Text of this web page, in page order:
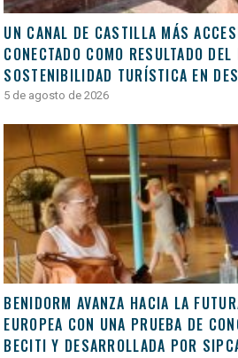
UN CANAL DE CASTILLA MÁS
CONECTADO COMO RESULTADO
SOSTENIBILIDAD TURÍSTICA EN
5 de agosto de 2026
BENIDORM AVANZA HACIA LA
EUROPEA CON UNA PRUEBA DE
BECITI Y DESARROLLADA POR